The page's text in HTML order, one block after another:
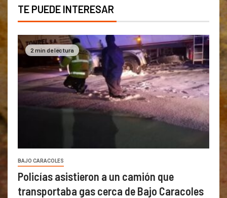
TE PUEDE INTERESAR
2 min de lectura
BAJO CARACOLES
Policías asistieron a un camión que
transportaba gas cerca de Bajo Caracoles